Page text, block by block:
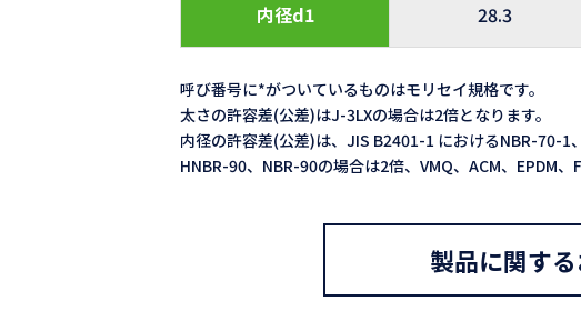
内径d1 28.3
呼び番号に*がついているものはモリセイ規格です。
太さの許容差(公差)はJ-3LXの場合は2倍となります。
内径の許容差(公差)は、JIS B2401-1 におけるNBR-70-
HNBR-90、NBR-90の場合は2倍、VMQ、ACM、EPDM
製品に関す